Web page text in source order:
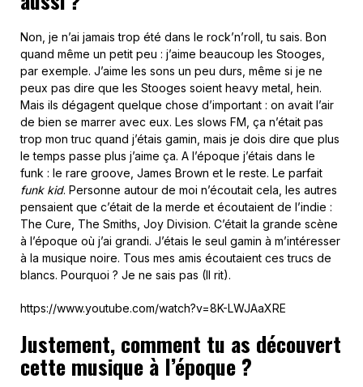
Non, je n’ai jamais trop été dans le rock’n’roll, tu sais. Bon
quand même un petit peu : j’aime beaucoup les Stooges,
par exemple. J’aime les sons un peu durs, même si je ne
peux pas dire que les Stooges soient heavy metal, hein.
Mais ils dégagent quelque chose d’important : on avait l’air
de bien se marrer avec eux. Les slows FM, ça n’était pas
trop mon truc quand j’étais gamin, mais je dois dire que plus
le temps passe plus j’aime ça. A l’époque j’étais dans le
funk : le rare groove, James Brown et le reste. Le parfait
funk kid. Personne autour de moi n’écoutait cela, les autres
pensaient que c’était de la merde et écoutaient de l’indie :
The Cure, The Smiths, Joy Division. C’était la grande scène
à l’époque où j’ai grandi. J’étais le seul gamin à m’intéresser
à la musique noire. Tous mes amis écoutaient ces trucs de
blancs. Pourquoi ? Je ne sais pas (Il rit).
https://www.youtube.com/watch?v=8K-LWJAaXRE
Justement, comment tu as découvert
cette musique à l’époque ?